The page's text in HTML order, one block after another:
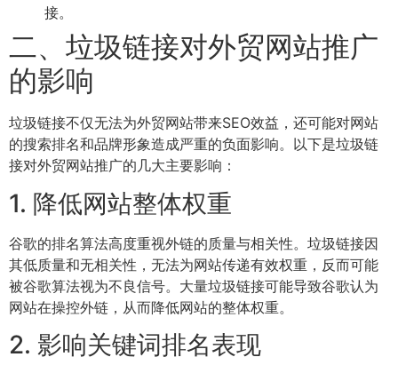
接。
二、垃圾链接对外贸网站推广
的影响
垃圾链接不仅无法为外贸网站带来SEO效益，还可能对网站
的搜索排名和品牌形象造成严重的负面影响。以下是垃圾链
接对外贸网站推广的几大主要影响：
1. 降低网站整体权重
谷歌的排名算法高度重视外链的质量与相关性。垃圾链接因
其低质量和无相关性，无法为网站传递有效权重，反而可能
被谷歌算法视为不良信号。大量垃圾链接可能导致谷歌认为
网站在操控外链，从而降低网站的整体权重。
2. 影响关键词排名表现